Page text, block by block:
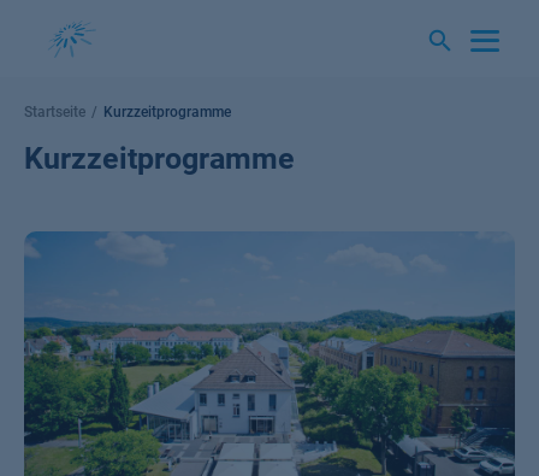
Startseite Kurzzeitprogramme
Kurzzeitprogramme